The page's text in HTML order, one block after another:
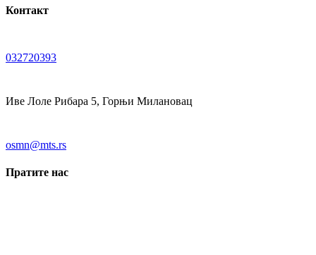
Контакт
032720393
Иве Лоле Рибара 5, Горњи Милановац
osmn@mts.rs
Пратите нас